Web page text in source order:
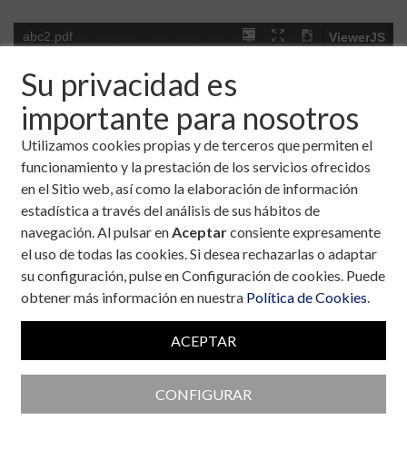
Su privacidad es
importante para nosotros
Utilizamos cookies propias y de terceros que permiten el
funcionamiento y la prestación de los servicios ofrecidos
en el Sitio web, así como la elaboración de información
estadística a través del análisis de sus hábitos de
navegación. Al pulsar enAceptarconsiente expresamente
el uso de todas las cookies. Si desea rechazarlas o adaptar
su configuración, pulse en Configuración de cookies. Puede
obtener más información en nuestra Política de Cookies.
ACEPTAR
CONFIGURAR
Colaboran con la Fundación